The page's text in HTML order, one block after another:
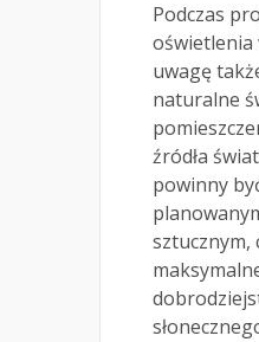
Podczas
uwagę
naturalne
źródła
powinny
sztucznym,